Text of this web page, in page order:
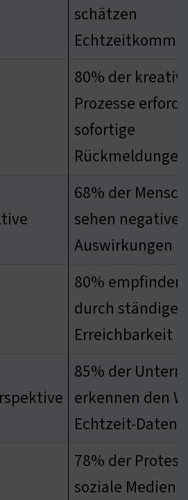
schätzen
80% der
Prozesse
sofortige
Rückmeldungen
68% der
sehen negative
Auswirkungen
80% empfinden
durch ständige
Erreichbarkeit
85% der
erkennen den
Echtzeit-Daten
78% der
soziale Medien